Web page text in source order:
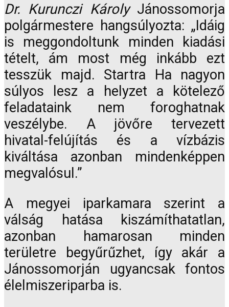
Dr. Kurunczi KárolyJánossomorja
polgármestere hangsúlyozta: „Idáig
is meggondoltunk minden kiadási
tételt, ám most még inkább ezt
tesszük majd. Startra Ha nagyon
súlyos lesz a helyzet a kötelező
feladataink nem foroghatnak
veszélybe. A jövőre tervezett
hivatal-felújítás és a vízbázis
kiváltása azonban mindenképpen
megvalósul.”
A megyei iparkamara szerint a
válság hatása kiszámíthatatlan,
azonban hamarosan minden
területre begyűrűzhet, így akár a
Jánossomorján ugyancsak fontos
élelmiszeriparba is.